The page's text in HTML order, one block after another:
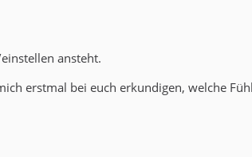
ansteht.
erstmal bei euch erkundigen, welche